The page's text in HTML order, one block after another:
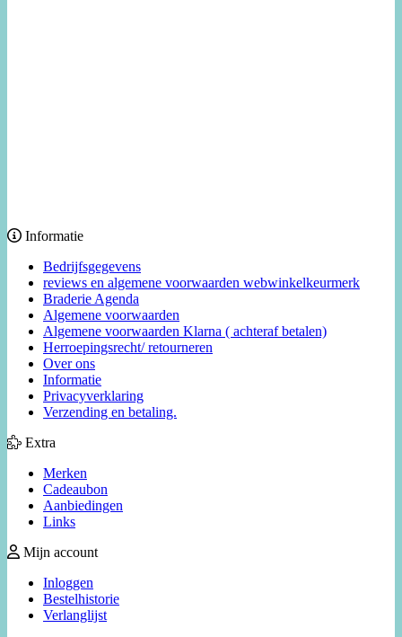
Informatie
Bedrijfsgegevens
reviews en algemene voorwaarden webwinkelkeurmerk
Braderie Agenda
Algemene voorwaarden
Algemene voorwaarden Klarna ( achteraf betalen)
Herroepingsrecht/ retourneren
Over ons
Informatie
Privacyverklaring
Verzending en betaling.
Extra
Merken
Cadeaubon
Aanbiedingen
Links
Mijn account
Inloggen
Bestelhistorie
Verlanglijst